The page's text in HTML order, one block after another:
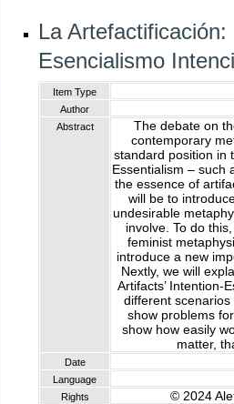
La
Esencialismo
Item Type
Author
Abstract
The debate on
contemporary
standard position in
Essentialism – such
the essence of
will be to
undesirable
involve. To do
feminist
introduce a new
Nextly, we will
Artifacts’ Intention-
different scenarios
show problems
show how easily
matter,
Date
Language
Rights
© 2024